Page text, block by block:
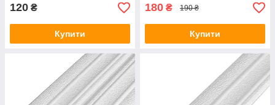
120 ₴
Купити
180 ₴ 190 ₴
Купити